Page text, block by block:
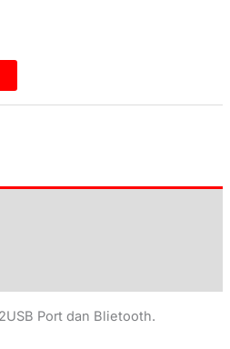
Port dan Blietooth.